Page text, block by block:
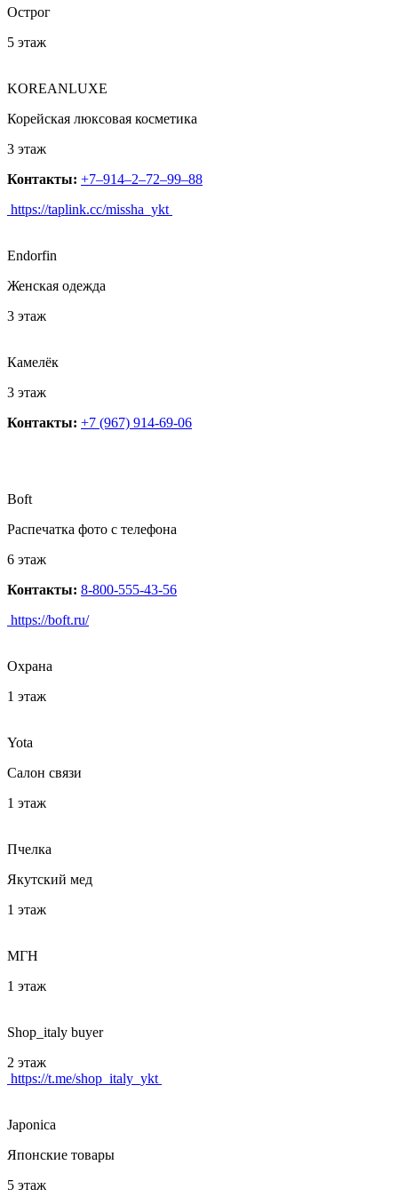
Острог
5 этаж
KOREANLUXE
Корейская люксовая косметика
3 этаж
Контакты: +7‒914‒2‒72‒99‒88
https://taplink.cc/missha_ykt
Endorfin
Женская одежда
3 этаж
Камелёк
3 этаж
Контакты: +7 (967) 914-69-06
Boft
Распечатка фото с телефона
6 этаж
Контакты: 8-800-555-43-56
https://boft.ru/
Охрана
1 этаж
Yota
Салон связи
1 этаж
Пчелка
Якутский мед
1 этаж
МГН
1 этаж
Shop_italy buyer
2 этаж
https://t.me/shop_italy_ykt
Japonica
Японские товары
5 этаж